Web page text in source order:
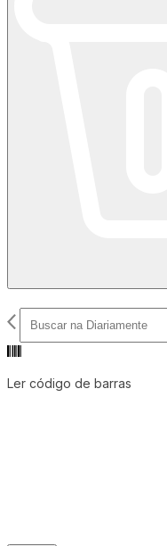
Ler código de barras